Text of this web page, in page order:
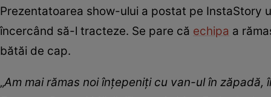
Prezentatoarea show-ului a postat pe InstaStory
încercând să-l tracteze. Se pare că echipa a
bătăi de cap.
„Am mai rămas noi înțepeniți cu van-ul în zăpadă,